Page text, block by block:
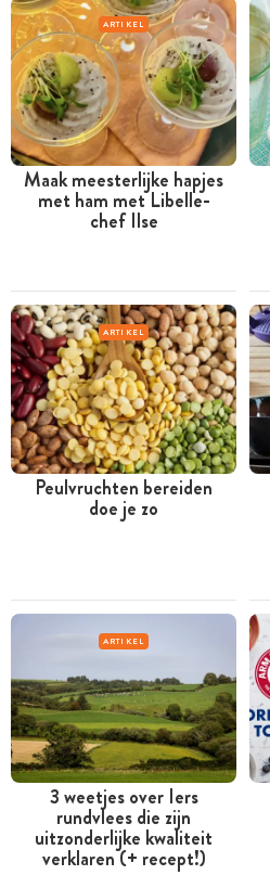
ARTIKEL
Maak meesterlijke hapjes
met ham met Libelle-
chef Ilse
ARTIKEL
Peulvruchten bereiden
doe je zo
ARTIKEL
3 weetjes over Iers
rundvlees die zijn
uitzonderlijke kwaliteit
verklaren (+ recept!)